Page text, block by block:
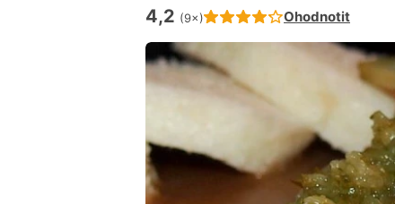
Hodnocení receptu je
4,2 (9×) Ohodnotit